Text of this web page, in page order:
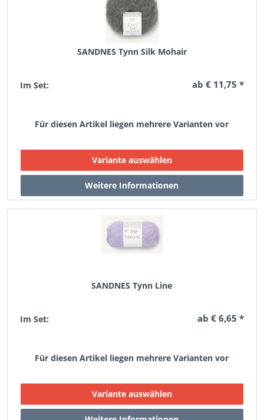
SANDNES Tynn Silk Mohair
Im Set: ab € 11,75 *
Für diesen Artikel liegen mehrere Varianten vor
SANDNES Tynn Line
Im Set: ab € 6,65 *
Für diesen Artikel liegen mehrere Varianten vor